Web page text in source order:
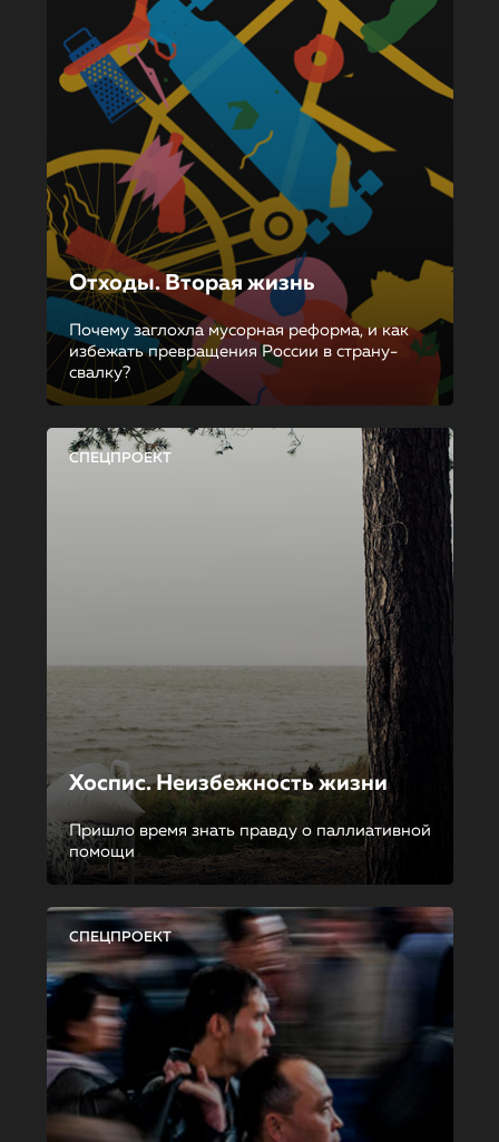
Отходы. Вторая жизнь
Почему заглохла мусорная реформа, и как
избежать превращения России в страну-
свалку?
СПЕЦПРОЕКТ
Хоспис. Неизбежность жизни
Пришло время знать правду о паллиативной
помощи
СПЕЦПРОЕКТ